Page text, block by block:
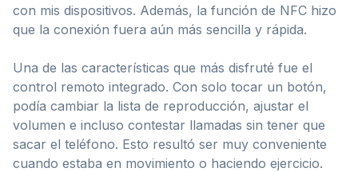
con mis dispositivos. Además, la función de NFC hizo
que la conexión fuera aún más sencilla y rápida.
Una de las características que más disfruté fue el
control remoto integrado. Con solo tocar un botón,
podía cambiar la lista de reproducción, ajustar el
volumen e incluso contestar llamadas sin tener que
sacar el teléfono. Esto resultó ser muy conveniente
cuando estaba en movimiento o haciendo ejercicio.